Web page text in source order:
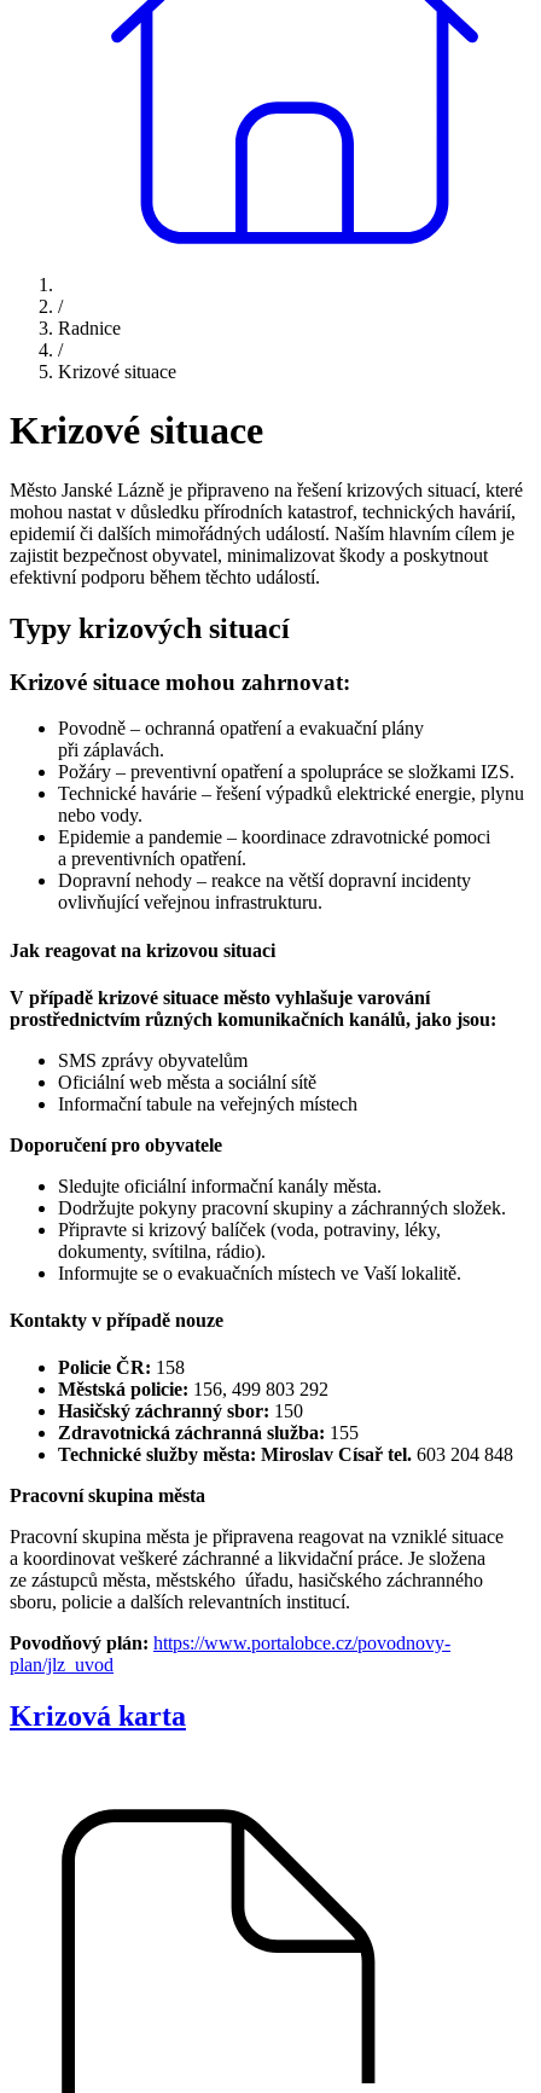
/
Radnice
/
Krizové situace
Krizové situace
Město Janské Lázně je připraveno na řešení krizových situací, které
mohou nastat v důsledku přírodních katastrof, technických havárií,
epidemií či dalších mimořádných událostí. Naším hlavním cílem je
zajistit bezpečnost obyvatel, minimalizovat škody a poskytnout
efektivní podporu během těchto událostí.
Typy krizových situací
Krizové situace mohou zahrnovat:
Povodně – ochranná opatření a evakuační plány
při záplavách.
Požáry – preventivní opatření a spolupráce se složkami IZS.
Technické havárie – řešení výpadků elektrické energie, plynu
nebo vody.
Epidemie a pandemie – koordinace zdravotnické pomoci
a preventivních opatření.
Dopravní nehody – reakce na větší dopravní incidenty
ovlivňující veřejnou infrastrukturu.
Jak reagovat na krizovou situaci
V případě krizové situace město vyhlašuje varování
prostřednictvím různých komunikačních kanálů, jako jsou:
SMS zprávy obyvatelům
Oficiální web města a sociální sítě
Informační tabule na veřejných místech
Doporučení pro obyvatele
Sledujte oficiální informační kanály města.
Dodržujte pokyny pracovní skupiny a záchranných složek.
Připravte si krizový balíček (voda, potraviny, léky,
dokumenty, svítilna, rádio).
Informujte se o evakuačních místech ve Vaší lokalitě.
Kontakty v případě nouze
Policie ČR: 158
Městská policie: 156, 499 803 292
Hasičský záchranný sbor: 150
Zdravotnická záchranná služba: 155
Technické služby města: Miroslav Císař tel. 603 204 848
Pracovní skupina města
Pracovní skupina města je připravena reagovat na vzniklé situace
a koordinovat veškeré záchranné a likvidační práce. Je složena
ze zástupců města, městského úřadu, hasičského záchranného
sboru, policie a dalších relevantních institucí.
Povodňový plán: https://www.portalobce.cz/povodnovy-
plan/jlz_uvod
Krizová karta